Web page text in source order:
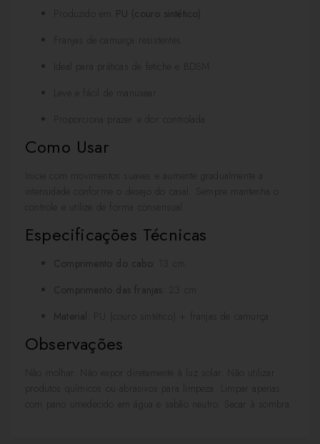
Produzido em PU (couro sintético)
Franjas de camurça resistentes
Ideal para práticas de fetiche e BDSM
Leve e fácil de manusear
Proporciona prazer e dor controlada
Como Usar
Inicie com movimentos suaves e aumente gradualmente a
intensidade conforme o desejo do casal. Sempre mantenha o
controle e utilize de forma consensual.
Especificações Técnicas
Comprimento do cabo:
13 cm
Comprimento das franjas:
23 cm
Material: PU (couro sintético) + franjas de camurça
Observações
Não molhar. Não expor diretamente à luz solar. Não utilizar
produtos químicos ou abrasivos para limpeza. Limpar apenas
com pano umedecido em água e sabão neutro. Secar à sombra.